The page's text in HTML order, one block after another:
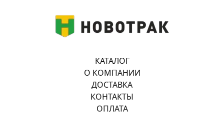
КАТАЛОГ
О КОМПАНИИ
ДОСТАВКА
КОНТАКТЫ
ОПЛАТА